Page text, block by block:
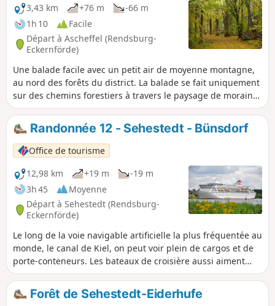
3,43 km
+76 m
-66 m
1h 10
Facile
Départ à Ascheffel (Rendsburg-
Eckernförde)
Une balade facile avec un petit air de moyenne montagne,
au nord des forêts du district. La balade se fait uniquement
sur des chemins forestiers à travers le paysage de moraines
terminales de la baie d'Eckernförde. En passant par « Tirol
», jusqu'à la cathédrale de Schleswig, on a une vue sur le
paysage typique du nord de l'Allemagne avec ses haies
vives. À peu près à mi-chemin, un refuge t'invite à faire une
pause. Au cours de la randonnée, tu passes aussi devant le
plus haut sommet de la région. Le « Scheelsberg » culmine
à 106 mètres au-dessus du niveau de la mer. Mais il n'est
pas possible d'atteindre le sommet.
Randonnée 12 - Sehestedt - Bünsdorf
Office de tourisme
12,98 km
+19 m
-19 m
3h 45
Moyenne
Départ à Sehestedt (Rendsburg-
Eckernförde)
Le long de la voie navigable artificielle la plus fréquentée au
monde, le canal de Kiel, on peut voir plein de cargos et de
porte-conteneurs. Les bateaux de croisière aussi aiment
bien passer par là.Les deux petits villages tranquilles de
Bünsdorf et Sehestedt offrent une architecture typique du
nord de l'Allemagne et des restaurants sympas.
Forêt de Sehestedt-Eiderhufe